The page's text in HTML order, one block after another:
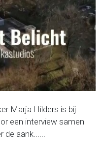
Marja Hilders is bij
een interview samen
de aank......